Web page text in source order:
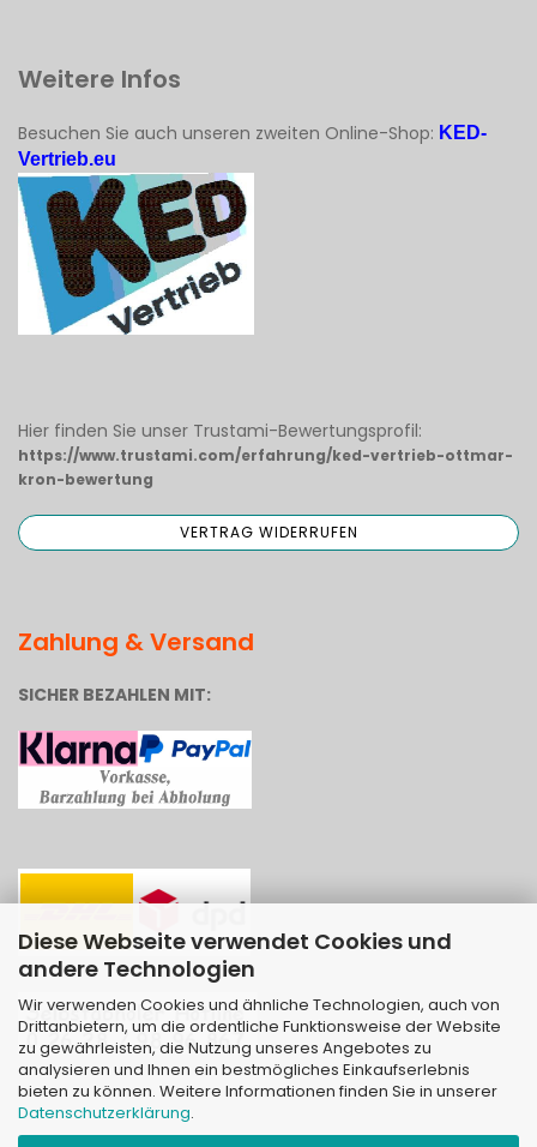
Diese Webseite verwendet Cookies und
andere Technologien
Wir verwenden Cookies und ähnliche Technologien, auch von
Drittanbietern, um die ordentliche Funktionsweise der Website
zu gewährleisten, die Nutzung unseres Angebotes zu
analysieren und Ihnen ein bestmögliches Einkaufserlebnis
bieten zu können. Weitere Informationen finden Sie in unserer
Datenschutzerklärung.
Weitere Infos
Besuchen Sie auch unseren zweiten Online-Shop: KED-
Vertrieb.eu
Hier finden Sie unser Trustami-Bewertungsprofil:
https://www.trustami.com/erfahrung/ked-vertrieb-ottmar-
kron-bewertung
Zahlung & Versand
SICHER BEZAHLEN MIT: